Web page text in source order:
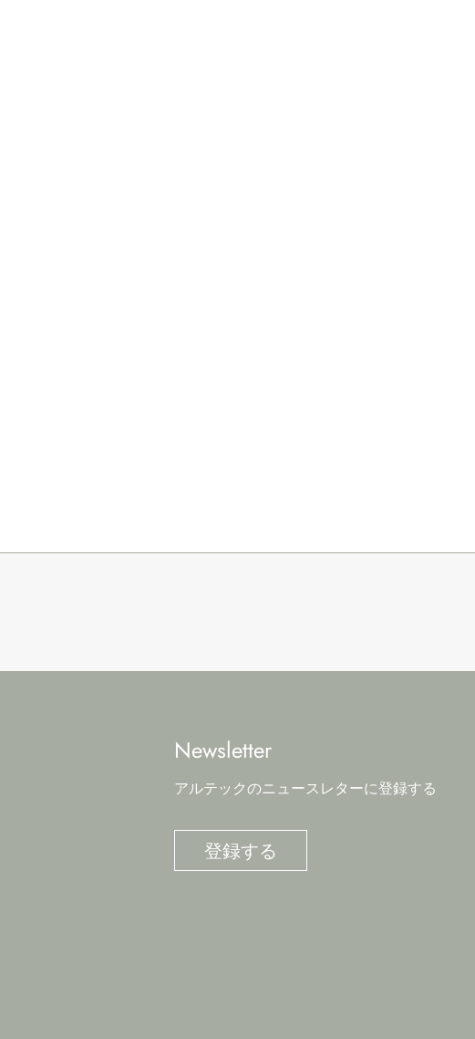
Newsletter
アルテックのニュースレターに登録する
登録する